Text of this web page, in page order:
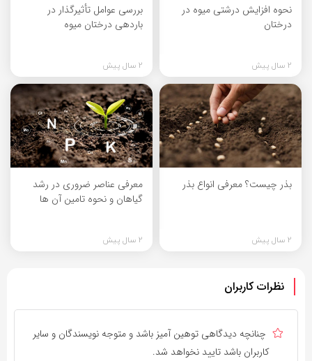
نحوه افزایش درشتی میوه در
درختان
2 سال پیش
بررسی عوامل تأثیرگذار در
باردهی درختان میوه
2 سال پیش
بذر چیست؟ معرفی انواع بذر
2 سال پیش
معرفی عناصر ضروری در رشد
گیاهان و نحوه تامین آن ها
2 سال پیش
نظرات کاربران
چنانچه دیدگاهی توهین آمیز باشد و متوجه نویسندگان و سایر
کاربران باشد تایید نخواهد شد.